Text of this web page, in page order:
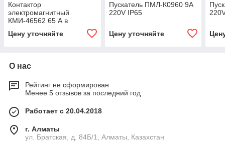
Контактор
электромагнитный
КМИ-46562 65 А в
оболочке 220 В/АС-3 IP54
Цену уточняйте
Пускатель ПМЛ-К0960 9А
220V IP65
Цену уточняйте
О нас
Рейтинг не сформирован
Менее 5 отзывов за последний год
Работает с 20.04.2018
г. Алматы
ул. Братская, д. 84Б/1, Алматы, Казахстан